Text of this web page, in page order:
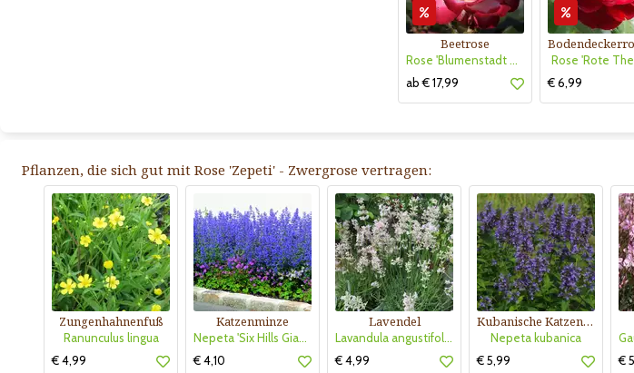
Beetrose
Rose 'Blumenstadt Tulln'
ab € 17,99
Rose 'Rote
€ 6,99
Pflanzen, die sich gut mit Rose 'Zepeti' - Zwergrose vertragen:
Zungenhahnenfuß
Ranunculus lingua
€ 4,99
Katzenminze
Nepeta 'Six Hills Giant'
€ 4,10
Lavendel
Lavandula angustifolia 'Rosea'
€ 4,99
Kubanische Katzenminze
Nepeta kubanica
€ 5,99
€